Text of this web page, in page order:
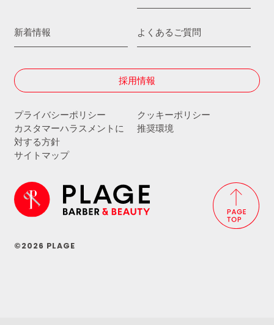
新着情報 よくあるご質問
採用情報
プライバシーポリシー
クッキーポリシー
カスタマーハラスメントに
対する方針
推奨環境
サイトマップ
©2026 PLAGE